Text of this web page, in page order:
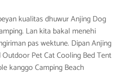
kualitas dhuwur Anjing Dog
Lan kita bakal menehi
pas wektune. Dipan Anjing
Pet Cat Cooling Bed Tent
kanggo Camping Beach